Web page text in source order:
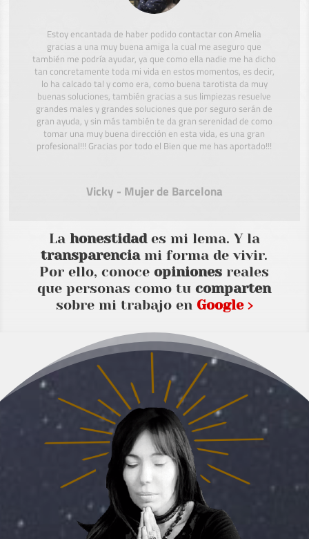
Estoy encantada de haber podido contactar con Amelia
gracias a una muy buena amiga la cual me aseguro que
también me podría ayudar, ya que como ella nadie me ha dicho
tan concretamente toda mi vida en estos momentos, es decir,
lo ha calcado tal y como era, como buena tarotista da muy
buenas soluciones, también gracias a sus limpiezas resuelve
grandes males y grandes soluciones que por seguro serán de
gran ayuda, y sin más también te da gran serenidad de como
tomar una muy buena dirección en esta vida, es una gran
profesional!!! Gracias por todo el Bien que me has aportado!!!
Vicky - Mujer de Barcelona
La honestidades mi lema. Y la
transparenciami forma de vivir.
Por ello, conoceopiniones reales
que personas como tucomparten
sobre mi trabajo en Google ›